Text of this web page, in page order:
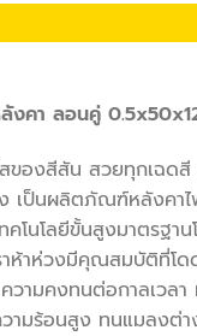
ลังคา ลอนคู่
ของสีสัน สวยทุกเฉดสี
เป็นผลิตภัณฑ์หลังคาไ
โนโลยีขั้นสูงมาตรฐาน
ห้าห่วงมีคุณสมบัติที่โ
ความคงทนต่อกาลเว
ามร้อนสูง ทนแมลงต่า